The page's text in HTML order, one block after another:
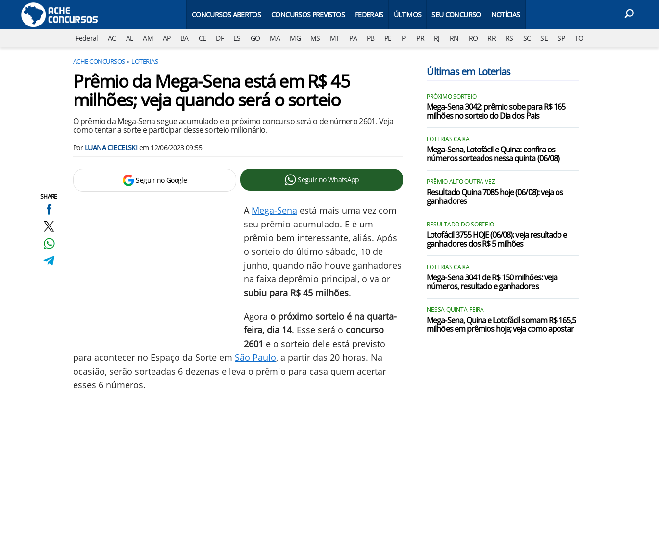
CONCURSOS ABERTOS CONCURSOS PREVISTOS FEDERAIS ÚLTIMOS SEU CONCURSO NOTÍCIAS
Federal AC AL AM AP BA CE DF ES GO MA MG MS MT PA PB PE PI PR RJ RN RO RR RS SC SE SP TO
ACHE CONCURSOS LOTERIAS
SHARE
Prêmio da Mega-Sena está em R$ 45
milhões; veja quando será o sorteio
O prêmio da Mega-Sena segue acumulado e o próximo concurso será o de número 2601. Veja
como tentar a sorte e participar desse sorteio milionário.
Por LUANA CIECELSKIem 12/06/2023 09:55
Seguir no Google Seguir no WhatsApp
A Mega-Sena está mais uma vez com
seu prêmio acumulado. E é um
prêmio bem interessante, aliás. Após
o sorteio do último sábado, 10 de
junho, quando não houve ganhadores
na faixa deprêmio principal, o valor
subiu para R$ 45 milhões.
Agora o próximo sorteio é na quarta-
feira, dia 14. Esse será o concurso
2601 e o sorteio dele está previsto
para acontecer no Espaço da Sorte em São Paulo, a partir das 20 horas. Na
ocasião, serão sorteadas 6 dezenas e leva o prêmio para casa quem acertar
esses 6 números.
Últimas em Loterias
PRÓXIMO SORTEIO
Mega-Sena 3042: prêmio sobe para R$ 165
milhões no sorteio do Dia dos Pais
LOTERIAS CAIXA
Mega-Sena, Lotofácil e Quina: confira os
números sorteados nessa quinta (06/08)
PRÊMIO ALTO OUTRA VEZ
Resultado Quina 7085 hoje (06/08): veja os
ganhadores
RESULTADO DO SORTEIO
Lotofácil 3755 HOJE (06/08): veja resultado e
ganhadores dos R$ 5 milhões
LOTERIAS CAIXA
Mega-Sena 3041 de R$ 150 milhões: veja
números, resultado e ganhadores
NESSA QUINTA-FEIRA
Mega-Sena, Quina e Lotofácil somam R$ 165,5
milhões em prêmios hoje; veja como apostar